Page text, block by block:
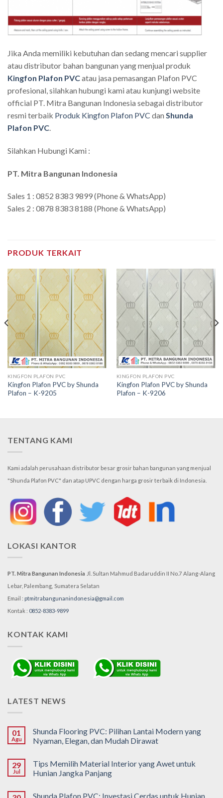
Jika Anda memiliki kebutuhan dan sedang mencari supplier
atau distributor bahan bangunan yang menjual produk
Kingfon Plafon PVCatau jasa pemasangan Plafon PVC
profesional, silahkan hubungi kami atau kunjungi website
official PT. Mitra Bangunan Indonesia sebagai distributor
resmi terbaik Produk Kingfon Plafon PVC dan Shunda
Plafon PVC.
Silahkan Hubungi Kami :
PT. Mitra Bangunan Indonesia
Sales 1 : 0852 8383 9899 (Phone & WhatsApp)
Sales 2 : 0878 8383 8188 (Phone & WhatsApp)
PRODUK TERKAIT
KINGFON PLAFON PVC
Kingfon Plafon PVC by Shunda
Plafon – K-9205
KINGFON PLAFON PVC
Kingfon Plafon PVC by Shunda
Plafon – K-9206
TENTANG KAMI
Kami adalah perusahaan distributor besar grosir bahan bangunan yang menjual
"Shunda Plafon PVC" dan atap UPVC dengan harga grosir terbaik di Indonesia.
LOKASI KANTOR
PT. Mitra Bangunan Indonesia Jl. Sultan Mahmud Badaruddin II No.7 Alang-Alang
Lebar, Palembang, Sumatera Selatan
Email : ptmitrabangunanindonesia@gmail.com
Kontak : 0852-8383-9899
KONTAK KAMI
LATEST NEWS
01
Agu
Shunda Flooring PVC: Pilihan Lantai Modern yang
Nyaman, Elegan, dan Mudah Dirawat
29
Jul
Tips Memilih Material Interior yang Awet untuk
Hunian Jangka Panjang
Shunda Plafon PVC: Investasi Cerdas untuk Hunian